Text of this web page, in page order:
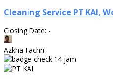
Cleaning Service PT KAI,
Closing Date: -
Azkha Fachri
14 jam